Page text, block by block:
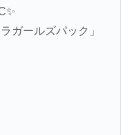
ガールズパック」